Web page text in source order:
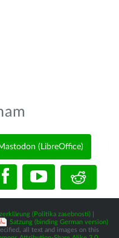
(LibreOffice)
(Politika zasebnosti)|
Satzung (binding German version)
all text and images on this